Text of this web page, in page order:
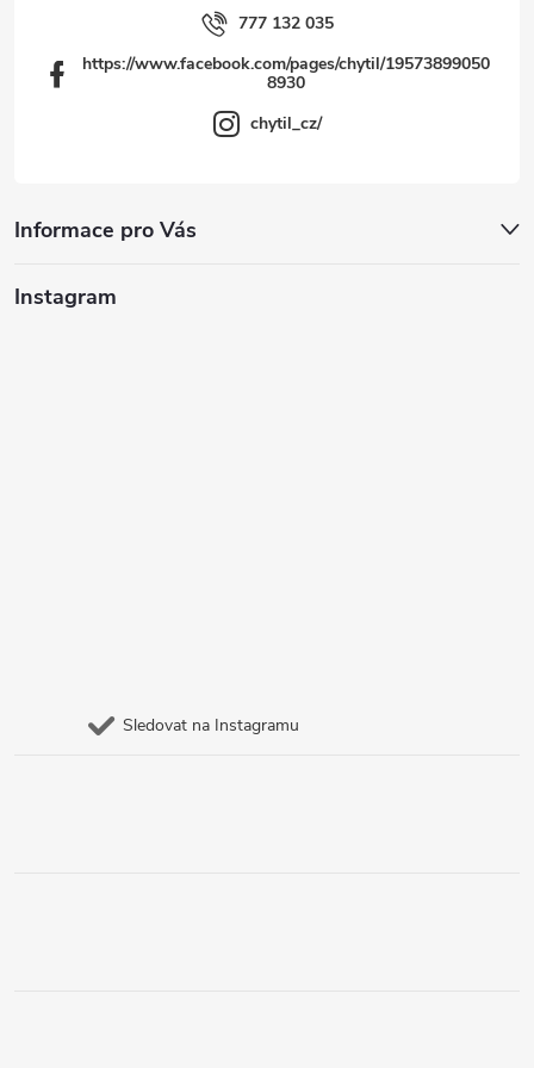
777 132 035
https://www.facebook.com/pages/chytil/19573899050
8930
chytil_cz/
Informace pro Vás
Instagram
Sledovat na Instagramu